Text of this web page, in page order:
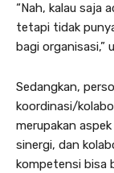
“Nah, kalau saja
tetapi tidak
bagi organisasi,”
Sedangkan,
koordinasi/
merupakan
sinergi, dan
kompetensi bisa